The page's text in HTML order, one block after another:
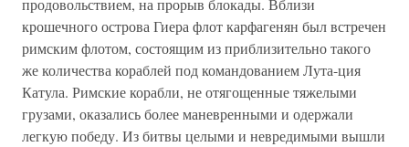
продовольствием, на прорыв блокады. Вблизи
крошечного острова Гиера флот карфагенян был встречен
римским флотом, состоящим из приблизительно такого
же количества кораблей под командованием Лута-ция
Катула. Римские корабли, не отягощенные тяжелыми
грузами, оказались более маневренными и одержали
легкую победу. Из битвы целыми и невредимыми вышли